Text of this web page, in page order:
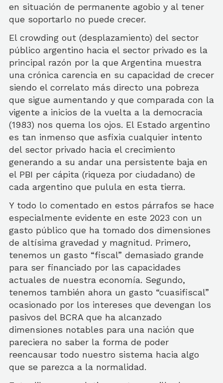
en situación de permanente agobio y al tener
que soportarlo no puede crecer.
El crowding out (desplazamiento) del sector
público argentino hacia el sector privado es la
principal razón por la que Argentina muestra
una crónica carencia en su capacidad de crecer
siendo el correlato más directo una pobreza
que sigue aumentando y que comparada con la
vigente a inicios de la vuelta a la democracia
(1983) nos quema los ojos. El Estado argentino
es tan inmenso que asfixia cualquier intento
del sector privado hacia el crecimiento
generando a su andar una persistente baja en
el PBI per cápita (riqueza por ciudadano) de
cada argentino que pulula en esta tierra.
Y todo lo comentado en estos párrafos se hace
especialmente evidente en este 2023 con un
gasto público que ha tomado dos dimensiones
de altísima gravedad y magnitud. Primero,
tenemos un gasto “fiscal” demasiado grande
para ser financiado por las capacidades
actuales de nuestra economía. Segundo,
tenemos también ahora un gasto “cuasifiscal”
ocasionado por los intereses que devengan los
pasivos del BCRA que ha alcanzado
dimensiones notables para una nación que
pareciera no saber la forma de poder
reencausar todo nuestro sistema hacia algo
que se parezca a la normalidad.